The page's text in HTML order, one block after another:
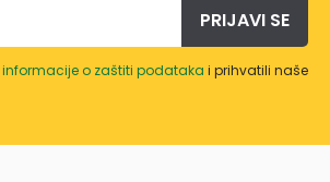
PRIJAVI SE
informacije o zaštiti podataka i prihvatili naše